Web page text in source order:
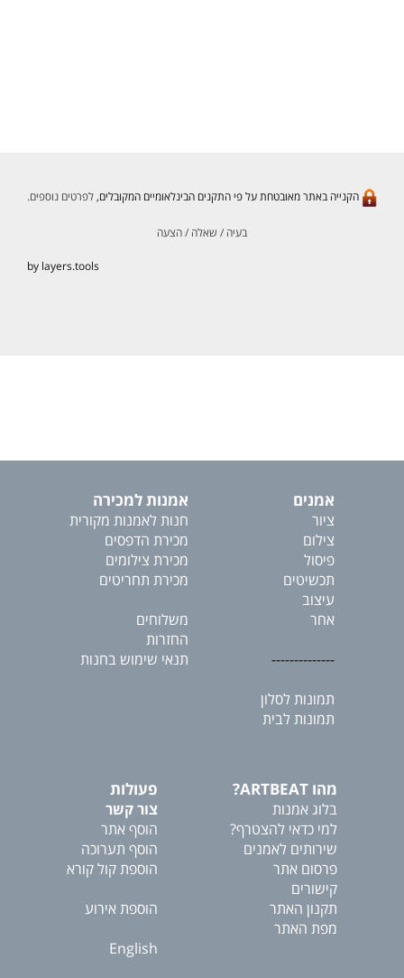
הקנייה באתר מאובטחת על פי התקנים הבינלאומיים המקובלים,לפרטים נוספים.
בעיה / שאלה / הצעה
by layers.tools
אמנים
ציור
צילום
פיסול
תכשיטים
עיצוב
אחר
--------------
תמונות לסלון
תמונות לבית
אמנות למכירה
חנות לאמנות מקורית
מכירת הדפסים
מכירת צילומים
מכירת תחריטים
משלוחים
החזרות
תנאי שימוש בחנות
מהו ARTBEAT?
בלוג אמנות
למי כדאי להצטרף?
שירותים לאמנים
פרסום אתר
קישורים
תקנון האתר
מפת האתר
פעולות
צור קשר
הוסף אתר
הוסף תערוכה
הוספת קול קורא
הוספת אירוע
English